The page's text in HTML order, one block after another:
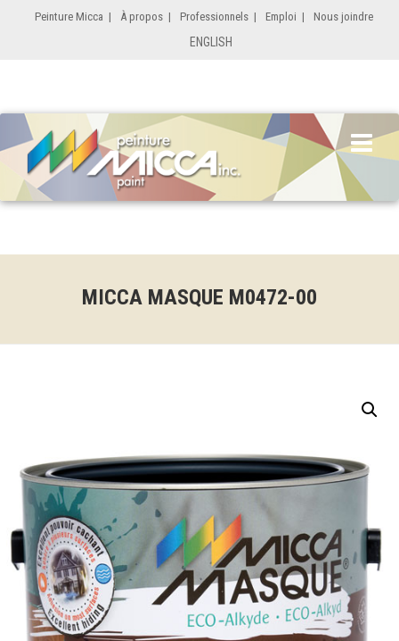
Peinture Micca | À propos | Professionnels | Emploi | Nous joindre
ENGLISH
MICCA MASQUE M0472-00